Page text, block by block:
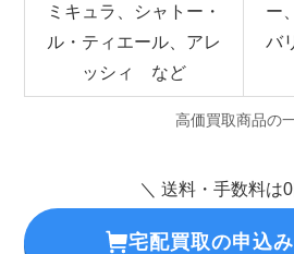
ミキュラ、シャトー・
ル・ティエール、アレ
ッシィ など
ー
バ
高価買取商品の
＼ 送料・手数料は
宅配買取の申込